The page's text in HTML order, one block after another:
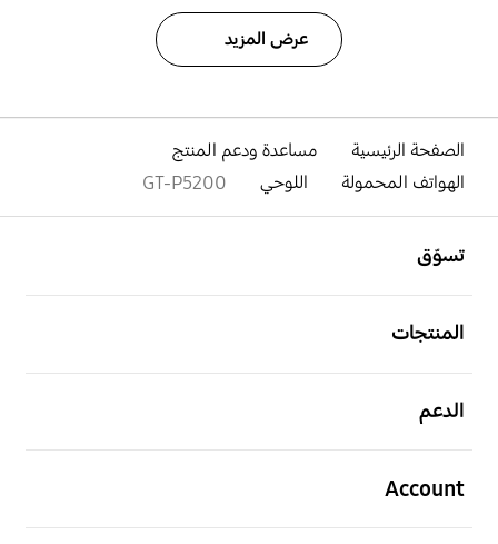
عرض المزيد
الصفحة الرئيسية
مساعدة ودعم المنتج
الهواتف المحمولة
اللوحي GT-P5200
تسوّق
المنتجات
الدعم
Account